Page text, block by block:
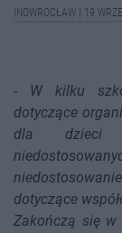
INOWROCŁAW 19
- W kilku
dotyczące
dla dzieci i
dotyczące
Zakończą się w